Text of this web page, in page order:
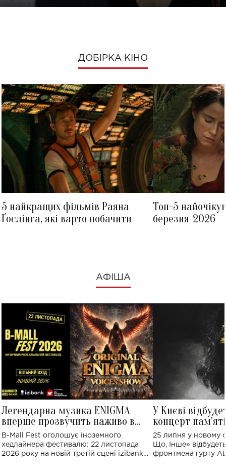
ДОБІРКА КІНО
5 найкращих фільмів Раяна
Ґослінга, які варто побачити
Топ-5
березня-2026
АФІША
Легендарна музика ENIGMA
вперше прозвучить наживо в
Україні: де відбудеться концерт
B-Mall Fest оголошує іноземного
хедлайнера фестивалю: 22 листопада
2026 року на новій третій сцені izibank
У Києві
концерт
Клименка:
виконають
25 липня у новому
Що, Інше»
фронтмена гурту